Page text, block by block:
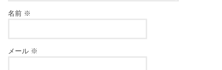
名前 ※
メール ※